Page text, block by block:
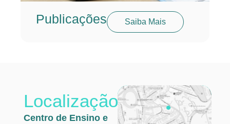
Publicações Saiba Mais
Localização
Centro de Ensino e